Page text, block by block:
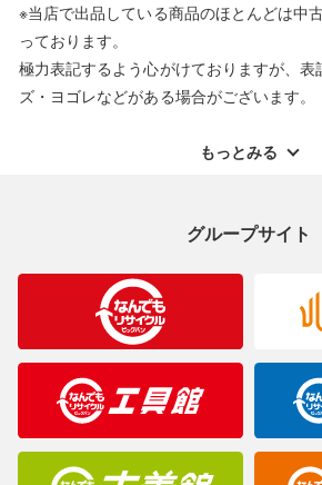
返品・交換について
※当店で出品している商品のほとんどは中
っております。
極力表記するよう心がけておりますが、
ズ・ヨゴレなどがある場合がございます。
ご理解くださいますようお願い申し上げま
合がございますのでご了承ください。
※表記したカラー名は、当社が判断した名
製造元が定めたカラー名と異なることもあ
明なことがありましたらご購入前にお問い
商品について
もっとみる
グループサイト